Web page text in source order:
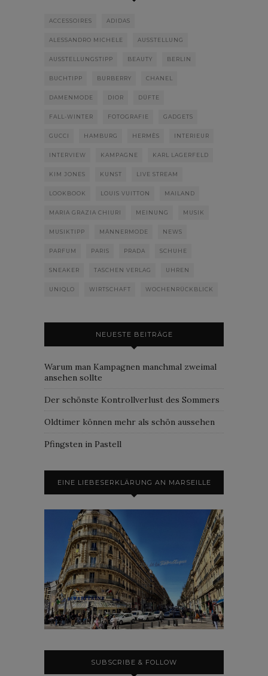
ACCESSOIRES ADIDAS
ALESSANDRO MICHELE AUSSTELLUNG
AUSSTELLUNGSTIPP BEAUTY BERLIN
BUCHTIPP BURBERRY CHANEL
DAMENMODE DIOR DÜFTE
FALL-WINTER FOTOGRAFIE GADGETS
GUCCI HAMBURG HERMÈS INTERIEUR
INTERVIEW KAMPAGNE KARL LAGERFELD
KIM JONES KUNST LIVE STREAM
LOOKBOOK LOUIS VUITTON MAILAND
MARIA GRAZIA CHIURI MEINUNG MUSIK
MUSIKTIPP MÄNNERMODE NEWS
PARFUM PARIS PRADA SCHUHE
SNEAKER TASCHEN VERLAG UHREN
UNIQLO WIRTSCHAFT WOCHENRÜCKBLICK
NEUESTE BEITRÄGE
Warum man Kampagnen manchmal zweimal
ansehen sollte
Der schönste Kontrollverlust des Sommers
Oldtimer können mehr als schön aussehen
Pfingsten in Pastell
EINE LIEBESERKLÄRUNG AN MARSEILLE
SUBSCRIBE & FOLLOW